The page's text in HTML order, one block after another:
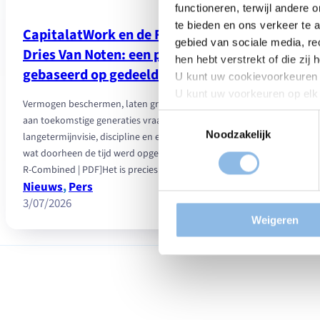
functioneren, terwijl andere
te bieden en ons verkeer te
gebied van sociale media,
hen hebt verstrekt of die zij
U kunt uw
U kunt uw voorkeuren op
pagina te klikken. Houd er
deze website mogelijk niet
Uw gebruikerservaring
met de sociale netwerken
Toestemmingsselectie
Noodzakelijk
Weigeren
CapitalatWork en de Fondazione
Dries Van Noten: een partnerschap
gebaseerd op gedeelde waarden
Vermogen beschermen, laten groeien en doorgeven
aan toekomstige generaties vraagt om een
langetermijnvisie, discipline en een diep respect voor
wat doorheen de tijd werd opgebouwd. [Tendances-…
R-Combined | PDF]Het is precies…
Nieuws, Pers
3/07/2026
Lees meer:
en
Fondazione